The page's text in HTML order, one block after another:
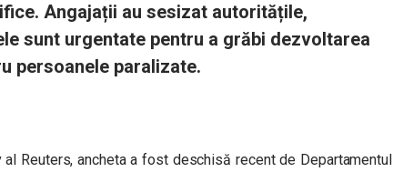
Angajații au sesizat autoritățile,
sunt urgentate pentru a grăbi dezvoltarea
persoanele paralizate.
Reuters, ancheta a fost deschisă recent de Departamentul